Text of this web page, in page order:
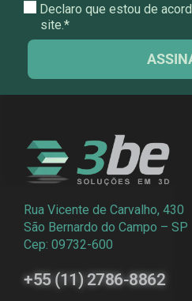
Declaro que estou de
site.*
Rua Vicente de Carvalho, 430
São Bernardo do Campo – SP
Cep: 09732-600
+55 (11) 2786-8862